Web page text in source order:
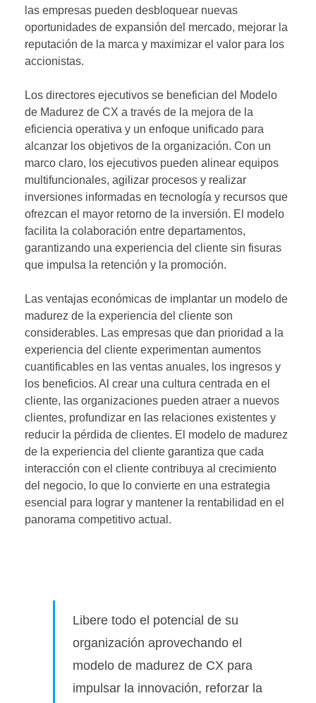
las empresas pueden desbloquear nuevas
oportunidades de expansión del mercado, mejorar la
reputación de la marca y maximizar el valor para los
accionistas.
Los directores ejecutivos se benefician del Modelo
de Madurez de CX a través de la mejora de la
eficiencia operativa y un enfoque unificado para
alcanzar los objetivos de la organización. Con un
marco claro, los ejecutivos pueden alinear equipos
multifuncionales, agilizar procesos y realizar
inversiones informadas en tecnología y recursos que
ofrezcan el mayor retorno de la inversión. El modelo
facilita la colaboración entre departamentos,
garantizando una experiencia del cliente sin fisuras
que impulsa la retención y la promoción.
Las ventajas económicas de implantar un modelo de
madurez de la experiencia del cliente son
considerables. Las empresas que dan prioridad a la
experiencia del cliente experimentan aumentos
cuantificables en las ventas anuales, los ingresos y
los beneficios. Al crear una cultura centrada en el
cliente, las organizaciones pueden atraer a nuevos
clientes, profundizar en las relaciones existentes y
reducir la pérdida de clientes. El modelo de madurez
de la experiencia del cliente garantiza que cada
interacción con el cliente contribuya al crecimiento
del negocio, lo que lo convierte en una estrategia
esencial para lograr y mantener la rentabilidad en el
panorama competitivo actual.
Libere todo el potencial de su
organización aprovechando el
modelo de madurez de CX para
impulsar la innovación, reforzar la